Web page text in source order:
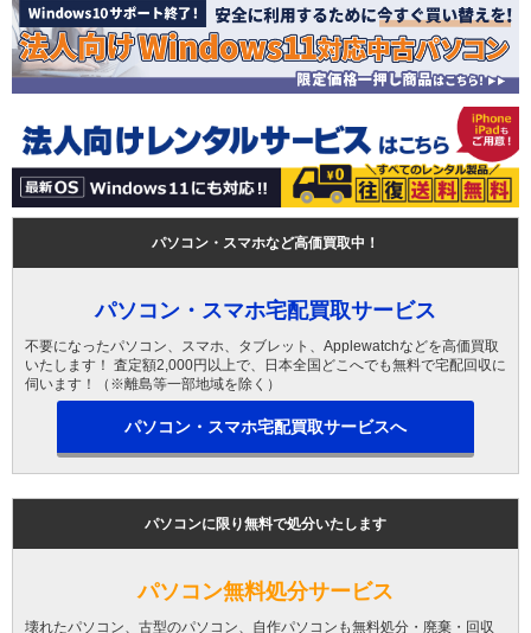
パソコン・スマホなど高価買取中！
パソコン・スマホ宅配買取サービス
不要になったパソコン、スマホ、タブレット、Applewatchなどを高価買取
いたします！ 査定額2,000円以上で、日本全国どこへでも無料で宅配回収に
伺います！（※離島等一部地域を除く）
パソコン・スマホ宅配買取サービスへ
パソコンに限り無料で処分いたします
パソコン無料処分サービス
壊れたパソコン、古型のパソコン、自作パソコンも無料処分・廃棄・回収